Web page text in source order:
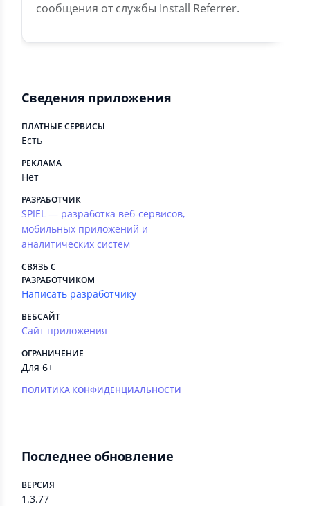
сообщения от службы Install Referrer.
Сведения приложения
ПЛАТНЫЕ СЕРВИСЫ
Есть
РЕКЛАМА
Нет
РАЗРАБОТЧИК
SPIEL — разработка веб-сервисов,
мобильных приложений и
аналитических систем
СВЯЗЬ С
РАЗРАБОТЧИКОМ
Написать разработчику
ВЕБСАЙТ
Сайт приложения
ОГРАНИЧЕНИЕ
Для 6+
ПОЛИТИКА КОНФИДЕНЦИАЛЬНОСТИ
Последнее обновление
ВЕРСИЯ
1.3.77